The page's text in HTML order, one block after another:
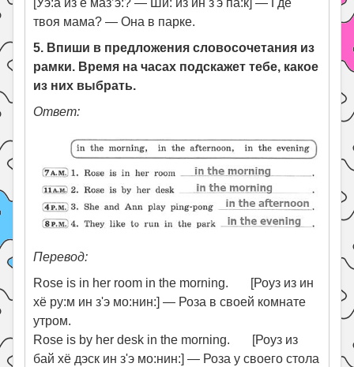
[Уэ:а из ё маз’э:? — Ши: из ин з'э па:к] — Где
твоя мама? — Она в парке.
5. Впиши в предложения словосочетания из
рамки. Время на часах подскажет тебе, какое
из них выбрать.
Ответ:
Перевод:
Rose is in her room in the morning. [Роуз из ин
хё ру:м ин з'э мо:нин:] — Роза в своей комнате
утром.
Rose is by her desk in the morning. [Роуз из
бай хё дэск ин з'э мо:нин:] — Роза у своего стола